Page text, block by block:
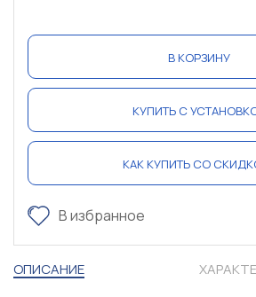
В КОРЗИНУ
КУПИТЬ С
КАК КУПИТЬ СО
В избранное
ОПИСАНИЕ